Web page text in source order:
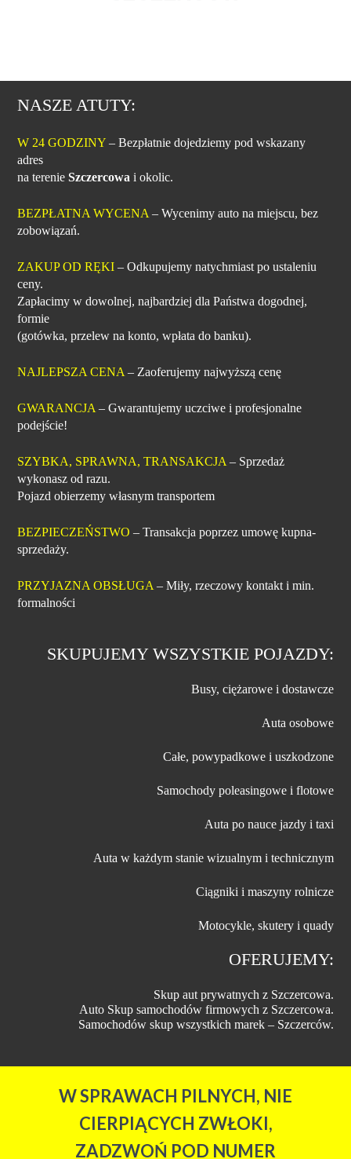
NASZE ATUTY:
W 24 GODZINY – Bezpłatnie dojedziemy pod wskazany
adres
na terenieSzczercowai okolic.
BEZPŁATNA WYCENA – Wycenimy auto na miejscu, bez
zobowiązań.
ZAKUP OD RĘKI – Odkupujemy natychmiast po ustaleniu
ceny.
Zapłacimy w dowolnej, najbardziej dla Państwa dogodnej,
formie
(gotówka, przelew na konto, wpłata do banku).
NAJLEPSZA CENA – Zaoferujemy najwyższą cenę
GWARANCJA – Gwarantujemy uczciwe i profesjonalne
podejście!
SZYBKA, SPRAWNA, TRANSAKCJA – Sprzedaż
wykonasz od razu.
Pojazd obierzemy własnym transportem
BEZPIECZEŃSTWO – Transakcja poprzez umowę kupna-
sprzedaży.
PRZYJAZNA OBSŁUGA – Miły, rzeczowy kontakt i min.
formalności
SKUPUJEMY WSZYSTKIE POJAZDY:
Busy, ciężarowe i dostawcze
Auta osobowe
Całe, powypadkowe i uszkodzone
Samochody poleasingowe i flotowe
Auta po nauce jazdy i taxi
Auta w każdym stanie wizualnym i technicznym
Ciągniki i maszyny rolnicze
Motocykle, skutery i quady
OFERUJEMY:
Skup aut prywatnych z Szczercowa.
Auto Skup samochodów firmowych z Szczercowa.
Samochodów skup wszystkich marek – Szczerców.
W SPRAWACH PILNYCH, NIE
CIERPIĄCYCH ZWŁOKI,
ZADZWOŃ POD NUMER